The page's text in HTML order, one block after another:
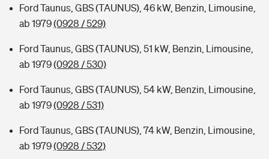
Ford Taunus, GBS (TAUNUS), 46 kW, Benzin, Limousine,
ab 1979(0928 / 529)
Ford Taunus, GBS (TAUNUS), 51 kW, Benzin, Limousine,
ab 1979(0928 / 530)
Ford Taunus, GBS (TAUNUS), 54 kW, Benzin, Limousine,
ab 1979(0928 / 531)
Ford Taunus, GBS (TAUNUS), 74 kW, Benzin, Limousine,
ab 1979(0928 / 532)